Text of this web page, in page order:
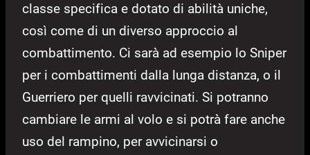
classe specifica e dotato di abilità uniche,
così come di un diverso approccio al
combattimento. Ci sarà ad esempio lo Sniper
per i combattimenti dalla lunga distanza, o il
Guerriero per quelli ravvicinati. Si potranno
cambiare le armi al volo e si potrà fare anche
uso del rampino, per avvicinarsi o